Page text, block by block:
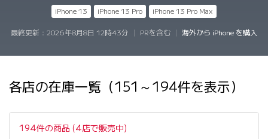
iPhone 13 iPhone 13 Pro iPhone 13 Pro Max
最終更新： 2026年8月8日 12時43分 PRを含む 海外から iPhone を購入
各店の在庫一覧（151～194件を表示）
194件の商品 (4店で販売中)